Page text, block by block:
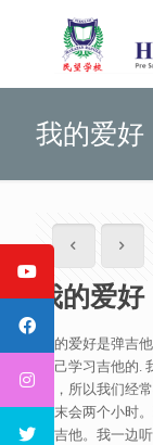
我的爱好
我的爱好
我的爱好是弹吉
自己学习吉他的.
歌，所以我们经
周末会两个小时
弹吉他。我一边